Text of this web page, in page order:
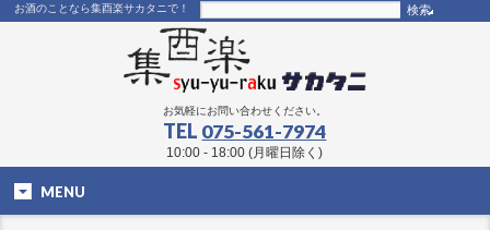
お酒のことなら集酉楽サカタニで！
お気軽にお問い合わせください。
TEL 075-561-7974
10:00 - 18:00 (月曜日除く)
MENU